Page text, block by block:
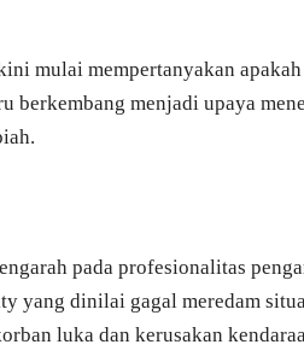
mulai mempertanyakan
berkembang menjadi upaya
pada profesionalitas
yang dinilai gagal meredam
luka dan kerusakan